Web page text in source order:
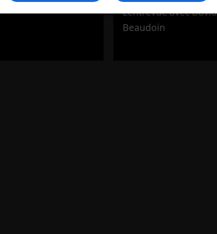
L’entrevue avec David
Beaudoin